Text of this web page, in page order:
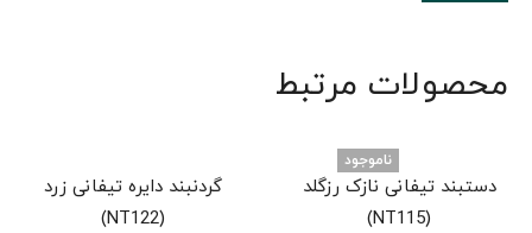
محصولات مرتبط
ناموجود
دستبند تیفانی نازک رزگلد
(NT115)
گردنبند دایره تیفانی زرد
(NT122)